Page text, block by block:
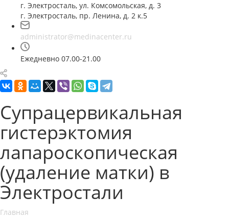
г. Электросталь, ул. Комсомольская, д. 3
г. Электросталь, пр. Ленина, д. 2 к.5
administrator@medinacenter.ru
Ежедневно 07.00-21.00
Супрацервикальная
гистерэктомия
лапароскопическая
(удаление матки) в
Электростали
Главная